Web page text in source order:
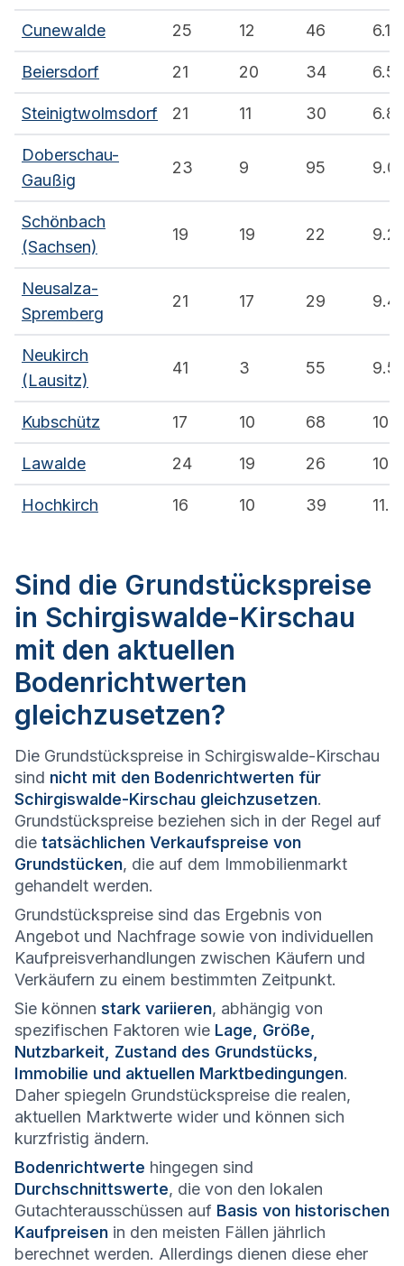
Cunewalde 25 12 46 6.1
Beiersdorf 21 20 34 6.5
Steinigtwolmsdorf 21 11 30 6.8
Doberschau-
Gaußig
23 9 95 9.0
Schönbach
(Sachsen)
19 19 22 9.2
Neusalza-
Spremberg
21 17 29 9.4
Neukirch
(Lausitz)
41 3 55 9.5
Kubschütz 17 10 68 10.2
Lawalde 24 19 26 10.6
Hochkirch 16 10 39 11.7
Sind die Grundstückspreise
in Schirgiswalde-Kirschau
mit den aktuellen
Bodenrichtwerten
gleichzusetzen?
Die Grundstückspreise in Schirgiswalde-Kirschau
sind nicht mit den Bodenrichtwerten für
Schirgiswalde-Kirschau gleichzusetzen.
Grundstückspreise beziehen sich in der Regel auf
die tatsächlichen Verkaufspreise von
Grundstücken, die auf dem Immobilienmarkt
gehandelt werden.
Grundstückspreise sind das Ergebnis von
Angebot und Nachfrage sowie von individuellen
Kaufpreisverhandlungen zwischen Käufern und
Verkäufern zu einem bestimmten Zeitpunkt.
Sie können stark variieren, abhängig von
spezifischen Faktoren wie Lage, Größe,
Nutzbarkeit, Zustand des Grundstücks,
Immobilie und aktuellen Marktbedingungen.
Daher spiegeln Grundstückspreise die realen,
aktuellen Marktwerte wider und können sich
kurzfristig ändern.
Bodenrichtwerte hingegen sind
Durchschnittswerte, die von den lokalen
Gutachterausschüssen auf Basis von historischen
Kaufpreisen in den meisten Fällen jährlich
berechnet werden. Allerdings dienen diese eher